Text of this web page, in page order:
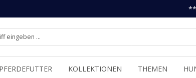
PFERDEFUTTER KOLLEKTIONEN THEMEN